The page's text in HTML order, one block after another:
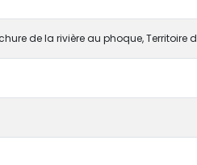
de la rivière au phoque, Territoire